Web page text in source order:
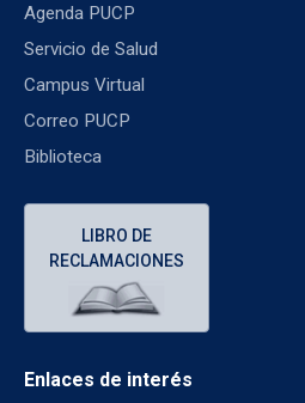
Agenda PUCP
Servicio de Salud
Campus Virtual
Correo PUCP
Biblioteca
LIBRO DE
RECLAMACIONES
Enlaces de interés